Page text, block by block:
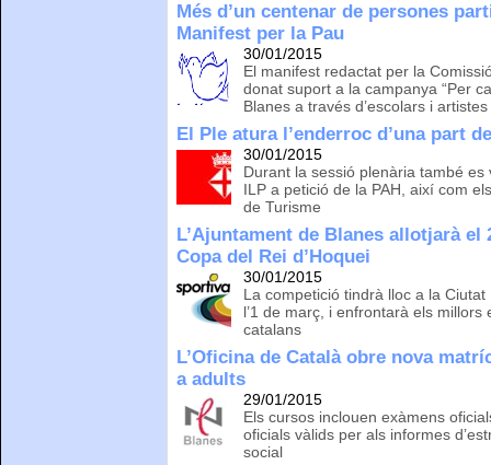
Més d’un centenar de persones
Manifest per la Pau
30/01/2015
El manifest redactat per la
donat suport a la campanya “Per
Blanes a través d’escolars i
El Ple atura l’enderroc d’una part
30/01/2015
Durant la sessió plenària també
ILP a petició de la PAH, així com
de Turisme
L’Ajuntament de Blanes allotjarà
Copa del Rei d’Hoquei
30/01/2015
La competició tindrà lloc a la
l’1 de març, i enfrontarà els
catalans
L’Oficina de Català obre nova
a adults
29/01/2015
Els cursos inclouen exàmens
oficials vàlids per als informes
social